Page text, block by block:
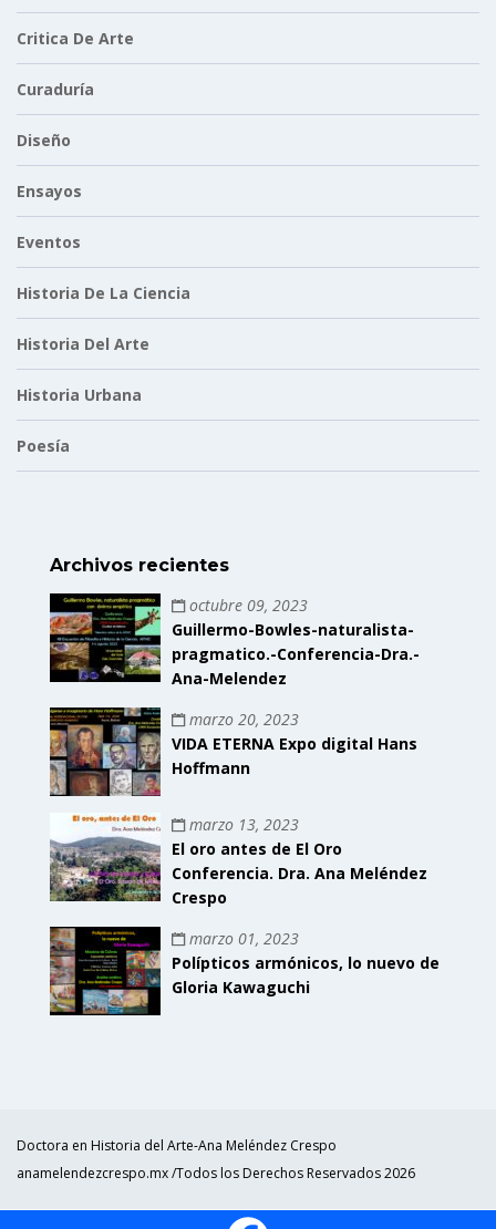
Critica De Arte
Curaduría
Diseño
Ensayos
Eventos
Historia De La Ciencia
Historia Del Arte
Historia Urbana
Poesía
Archivos recientes
octubre 09, 2023
Guillermo-Bowles-naturalista-
pragmatico.-Conferencia-Dra.-
Ana-Melendez
marzo 20, 2023
VIDA ETERNA Expo digital Hans
Hoffmann
marzo 13, 2023
El oro antes de El Oro
Conferencia. Dra. Ana Meléndez
Crespo
marzo 01, 2023
Polípticos armónicos, lo nuevo de
Gloria Kawaguchi
Doctora en Historia del Arte-Ana Meléndez Crespo
anamelendezcrespo.mx /Todos los Derechos Reservados 2026